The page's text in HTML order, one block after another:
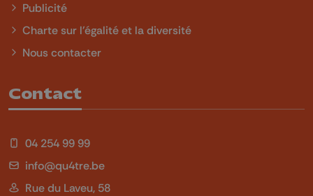
Publicité
Charte sur l'égalité et la diversité
Nous contacter
Contact
04 254 99 99
info@qu4tre.be
Rue du Laveu, 58